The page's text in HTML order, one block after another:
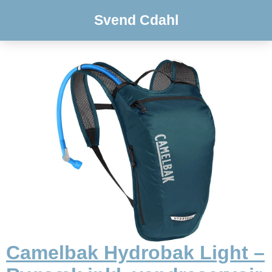
Svend Cdahl
Camelbak Hydrobak Light –